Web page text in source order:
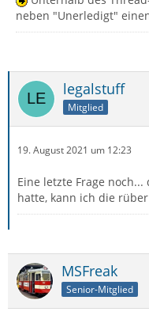
neben "Unerledigt"
legalstuff
Mitglied
19. August 2021 um 12:23
Eine letzte Frage
hatte, kann ich die
MSFreak
Senior-Mitglied